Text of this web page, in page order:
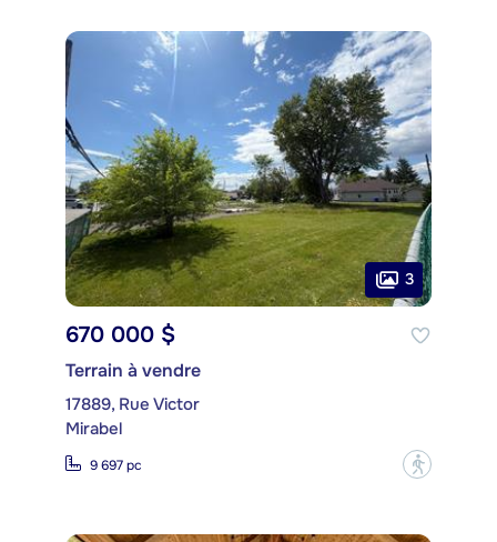
3
670 000 $
Terrain à vendre
17889, Rue Victor
Mirabel
9 697 pc ?